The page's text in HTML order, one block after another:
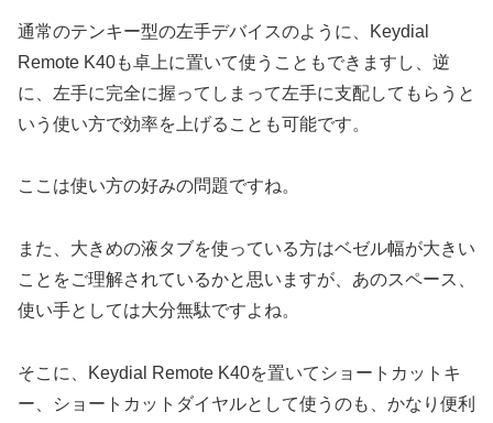
通常のテンキー型の左手デバイスのように、Keydial
Remote K40も卓上に置いて使うこともできますし、逆
に、左手に完全に握ってしまって左手に支配してもらうと
いう使い方で効率を上げることも可能です。
ここは使い方の好みの問題ですね。
また、大きめの液タブを使っている方はベゼル幅が大きい
ことをご理解されているかと思いますが、あのスペース、
使い手としては大分無駄ですよね。
そこに、Keydial Remote K40を置いてショートカットキ
ー、ショートカットダイヤルとして使うのも、かなり便利